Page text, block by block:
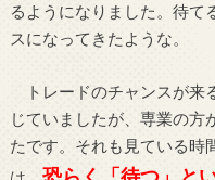
るようになりました。待て
スになってきたような。
トレードのチャンスが来
じていましたが、専業の方
たです。それも見ている時